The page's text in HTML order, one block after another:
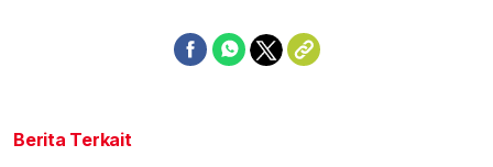
Berita Terkait